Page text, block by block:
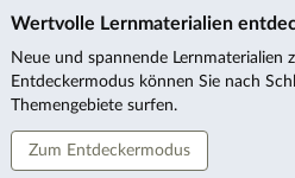
Wertvolle Lernmaterialien
Neue und spannende Lernmaterialien
Entdeckermodus können Sie nach
Themengebiete surfen.
Zum Entdeckermodus